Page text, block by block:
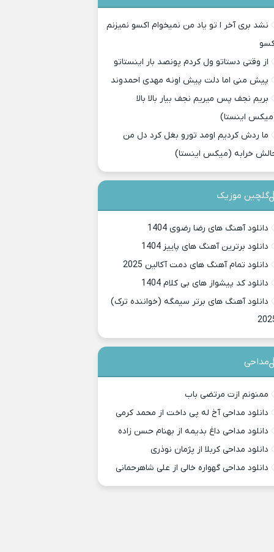
نشد بری آخر ا تو یاد من نمیخوام اکسو نمیزنم
از وقتی دستاتو ول کردم پونصد بار اینستاتو
پیش منی اما دلت پیش اونه مهدی احمدوند
بریم نجف پس میریم نجف بیار بالا بالا
اینستا)
ما ردش کردیم اومد تورو بغل کرد دل من
خرابه (میکس اینستا)
گلچین موزیک
دانلود آهنگ های رضا رضوی 1404
دانلود برترین آهنگ های پاییز 1404
دانلود تمام آهنگ های دمت آکالین 2025
دانلود کد پیشواز های بی کلام 1404
دانلود آهنگ های برتر سیمگه (خواننده ترک)
مداحی
ممنونم ازت مرتضی باب
دانلود مداحی آخ له پی داخت از محمد کرمی
دانلود مداحی داغ بدیمه از بهنام حسن زاده
دانلود مداحی کربلا از پژمان نوذری
دانلود مداحی گهواره خالی از علی شاهرحمانی